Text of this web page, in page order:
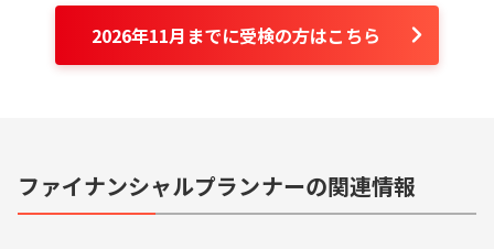
2026年11月までに受検の方はこちら
ファイナンシャルプランナーの関連情報